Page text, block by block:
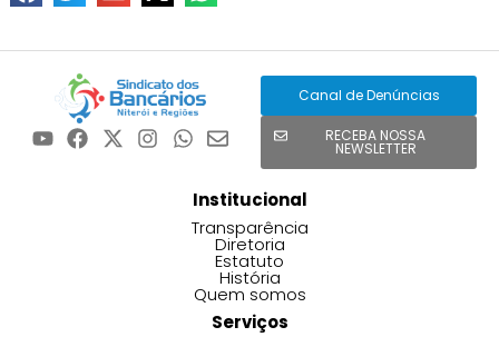
Canal de Denúncias
RECEBA NOSSA
NEWSLETTER
Institucional
Transparência
Diretoria
Estatuto
História
Quem somos
Serviços